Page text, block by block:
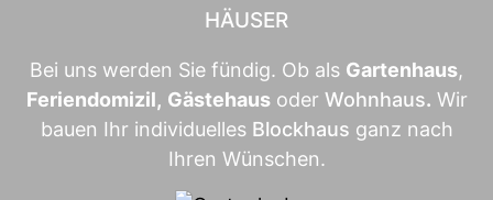
HÄUSER
Bei uns werden Sie fündig. Ob als Gartenhaus,
Feriendomizil, Gästehausoder Wohnhaus. Wir
bauen Ihr individuelles Blockhaus ganz nach
Ihren Wünschen.